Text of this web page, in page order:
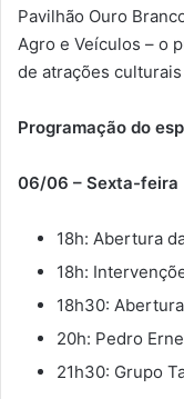
Pavilhão Ouro
Agro e Veículos – o
de atrações
Programação do
06/06 – Sexta-feira
18h: Abertura
18h:
18h30:
20h: Pedro
21h30: Grupo